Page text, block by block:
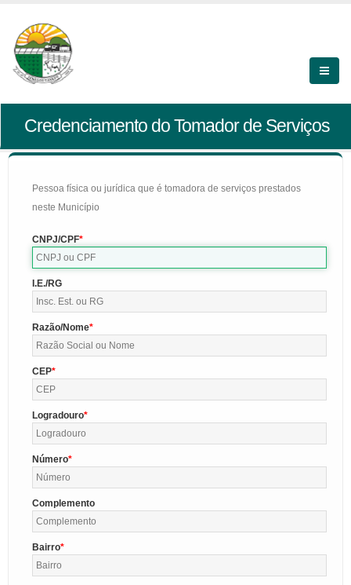
Credenciamento do Tomador de Serviços
Pessoa física ou jurídica que é tomadora de serviços prestados
neste Município
CNPJ/CPF
I.E./RG
Razão/Nome
CEP
Logradouro
Número
Complemento
Bairro